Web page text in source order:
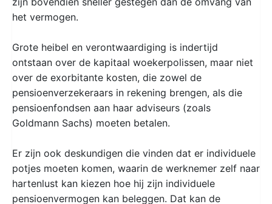
het vermogen.
Grote heibel en verontwaardiging is indertijd
ontstaan over de kapitaal woekerpolissen, maar niet
over de exorbitante kosten, die zowel de
pensioenverzekeraars in rekening brengen, als die
pensioenfondsen aan haar adviseurs (zoals
Goldmann Sachs) moeten betalen.
Er zijn ook deskundigen die vinden dat er individuele
potjes moeten komen, waarin de werknemer zelf naar
hartenlust kan kiezen hoe hij zijn individuele
pensioenvermogen kan beleggen. Dat kan de